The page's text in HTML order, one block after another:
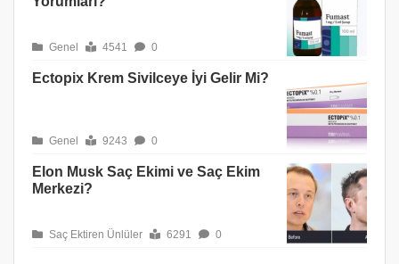
Genel 4541 0
Ectopix Krem Sivilceye İyi Gelir Mi?
Genel 9243 0
Elon Musk Saç Ekimi ve Saç Ekim
Merkezi?
Saç Ektiren Ünlüler 6291 0